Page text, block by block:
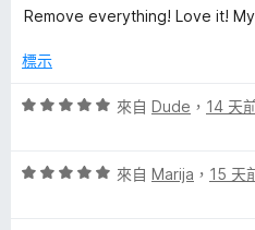
，
分
分
價
分
滿
分
Remove everything! Love it!
標示
評
分
來自 Dude ， 14 天
評
來自 Marija ， 15 天